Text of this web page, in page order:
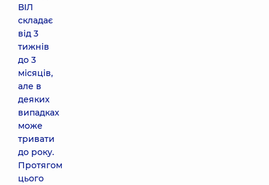
ВІЛ
складає
від 3
тижнів
до 3
місяців,
але в
деяких
випадках
може
тривати
до року.
Протягом
цього